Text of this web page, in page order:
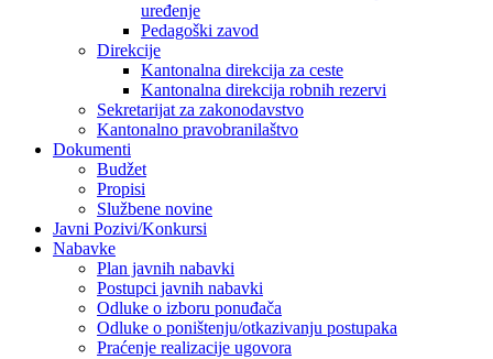
uređenje
Pedagoški zavod
Direkcije
Kantonalna direkcija za ceste
Kantonalna direkcija robnih rezervi
Sekretarijat za zakonodavstvo
Kantonalno pravobranilaštvo
Dokumenti
Budžet
Propisi
Službene novine
Javni Pozivi/Konkursi
Nabavke
Plan javnih nabavki
Postupci javnih nabavki
Odluke o izboru ponuđača
Odluke o poništenju/otkazivanju postupaka
Praćenje realizacije ugovora